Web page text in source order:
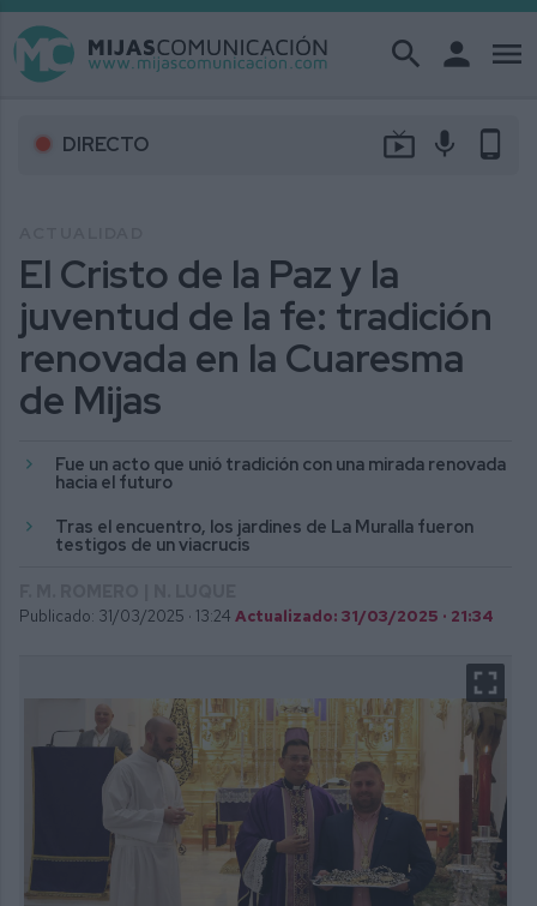
search person menu
DIRECTO live_tv mic phone_android
El Cristo de la Paz y la
juventud de la fe: tradición
renovada en la Cuaresma
de Mijas
Fue un acto que unió tradición con una mirada renovada
hacia el futuro
Tras el encuentro, los jardines de La Muralla fueron
testigos de un viacrucis
Publicado: 31/03/2025 · 13:24 Actualizado: 31/03/2025 · 21:34